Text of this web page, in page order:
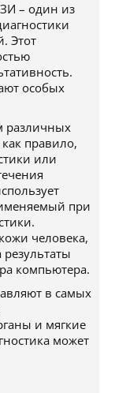
– один из
Этот
особых
различных
правило,
или
при
человека,
компьютера.
в самых
и мягкие
может